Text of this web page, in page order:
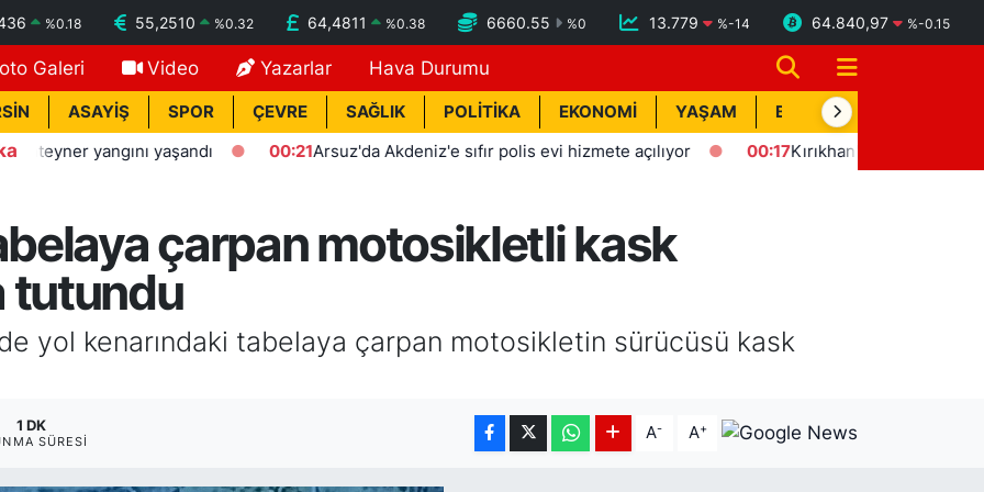
%0.18 55,2510 %0.32 64,4811 %0.38 6660.55 %0 13.779 %-14 64.840,97 %-0.15
Galeri Video Yazarlar Hava Durumu
ASAYİŞ SPOR ÇEVRE SAĞLIK POLİTİKA EKONOMİ YAŞAM BİK İLAN
yangını yaşandı 00:21 Arsuz'da Akdeniz'e sıfır polis evi hizmete açılıyor 00:17 Kırıkhan'da trafik kazası: 1 yaralı
çarpan motosikletli kask
tutundu
yol kenarındaki tabelaya çarpan motosikletin sürücüsü kask
1 DK
SÜRESI A- A+